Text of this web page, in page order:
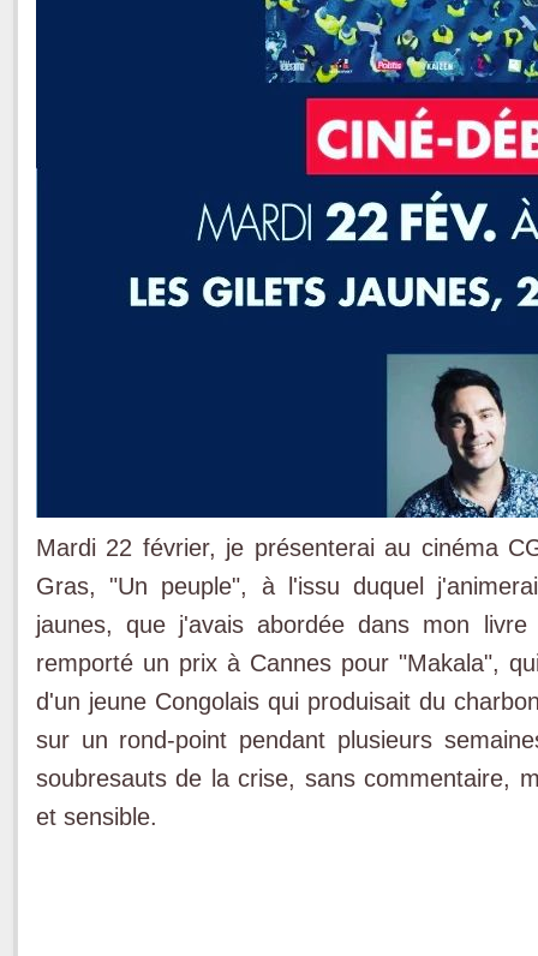
Mardi 22 février, je présenterai au cinéma
Gras, "Un peuple", à l'issu duquel
jaunes, que j'avais abordée dans mon
remporté un prix à Cannes pour "Makala",
d'un jeune Congolais qui produisait du
sur un rond-point pendant plusieurs
soubresauts de la crise, sans commentaire,
et sensible.